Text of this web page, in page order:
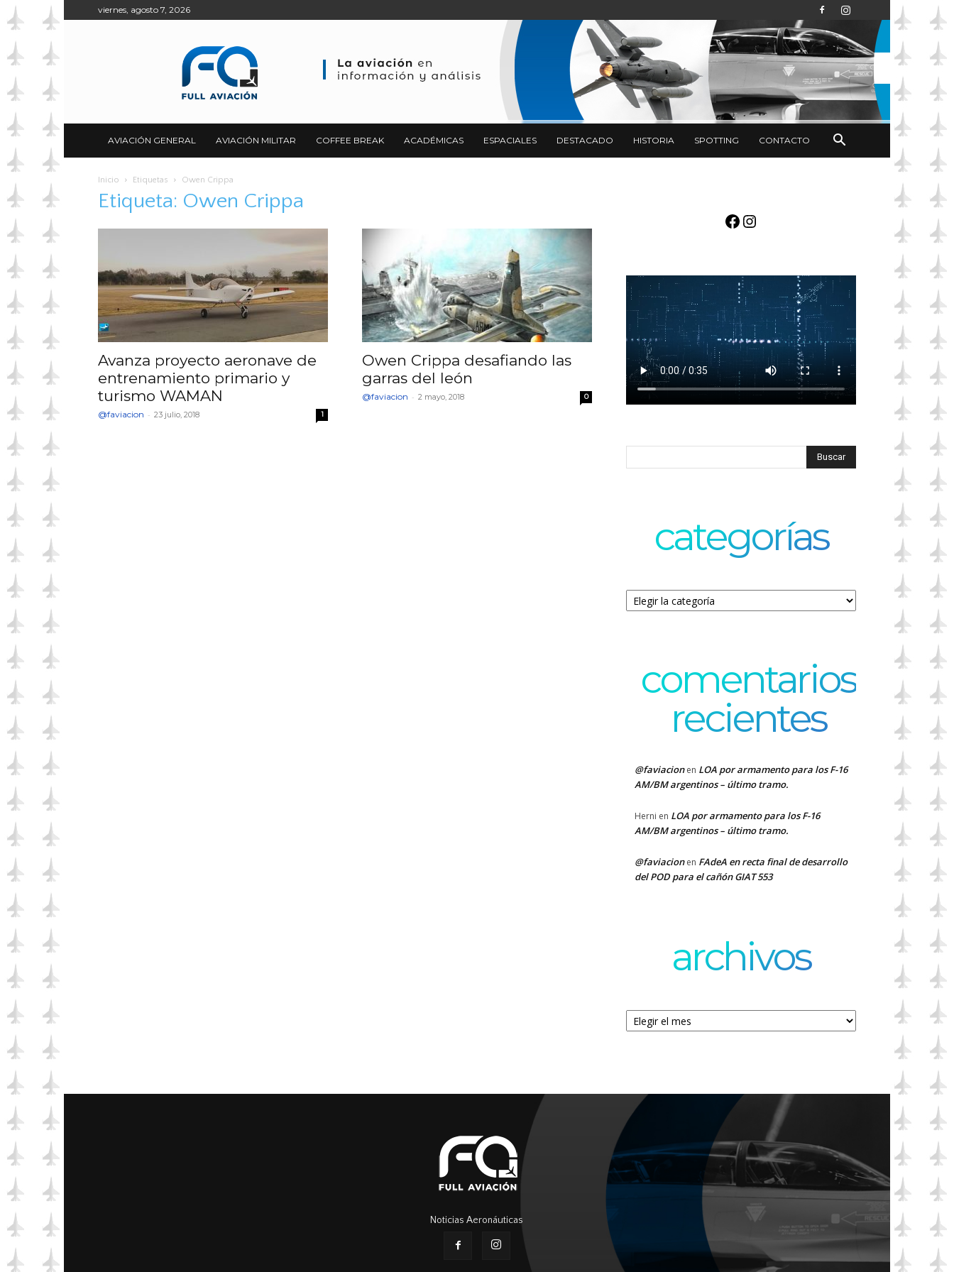
viernes, agosto 7, 2026
AVIACIÓN GENERAL AVIACIÓN MILITAR COFFEE BREAK ACADÉMICAS ESPACIALES DESTACADO HISTORIA SPOTTING CONTACTO
Inicio Etiquetas Owen Crippa
Etiqueta: Owen Crippa
Avanza proyecto aeronave de
entrenamiento primario y
turismo WAMAN
@faviacion - 23 julio, 2018 1
Owen Crippa desafiando las
garras del león
@faviacion - 2 mayo, 2018 0
Facebook
Instagram
categorías
Categorías
comentarios
recientes
@faviacionen LOA por armamento para los F-16
AM/BM argentinos – último tramo.
Herni en LOA por armamento para los F-16
AM/BM argentinos – último tramo.
@faviacionen FAdeA en recta final de desarrollo
del POD para el cañón GIAT 553
archivos
Archivos
Noticias Aeronáuticas